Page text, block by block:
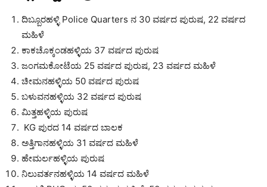
ದಿಬ್ಬೂರಹಳ್ಳಿ Police Quarters ನ 30 ವರ್ಷದ ಪುರುಷ, 22 ವರ್ಷದ
ಮಹಿಳೆ
ಕಾಕಚೊಕ್ಕಂಡಹಳ್ಳಿಯ 37 ವರ್ಷದ ಪುರುಷ
ಜಂಗಮಕೋಟೆಯ 25 ವರ್ಷದ ಪುರುಷ, 23 ವರ್ಷದ ಮಹಿಳೆ
ಚೀಮನಹಳ್ಳಿಯ 50 ವರ್ಷದ ಪುರುಷ
ಬಳುವನಹಳ್ಳಿಯ 32 ವರ್ಷದ ಪುರುಷ
ಮಿತ್ತಹಳ್ಳಿಯ ಪುರುಷ
KG ಪುರದ 14 ವರ್ಷದ ಬಾಲಕ
ಅತ್ತಿಗಾನಹಳ್ಳಿಯ 31 ವರ್ಷದ ಮಹಿಳೆ
ಹೇಮರ್ಲಹಳ್ಳಿಯ ಪುರುಷ
ನಿಲುವರ್ತನಹಳ್ಳಿಯ 14 ವರ್ಷದ ಮಹಿಳೆ